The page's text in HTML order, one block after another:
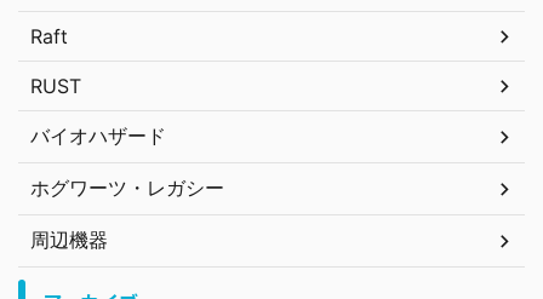
Raft
RUST
バイオハザード
ホグワーツ・レガシー
周辺機器